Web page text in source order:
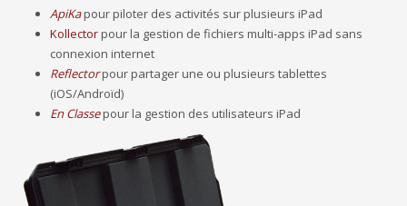
ApiKapour piloter des activités sur plusieurs iPad
Kollectorpour la gestion de fichiers multi-apps iPad sans
connexion internet
Reflectorpour partager une ou plusieurs tablettes
(iOS/Androïd)
En Classepour la gestion des utilisateurs iPad